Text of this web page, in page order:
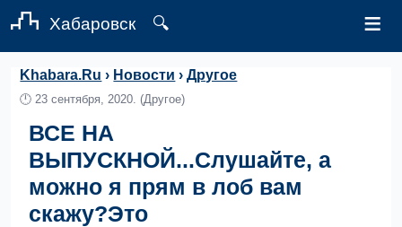
Хабаровск 🔍 ≡
Khabara.Ru › Новости ›Другое
🕛23 сентября, 2020. (Другое)
ВСЕ НА
ВЫПУСКНОЙ...Слушайте, а
можно я прям в лоб вам
скажу?Это